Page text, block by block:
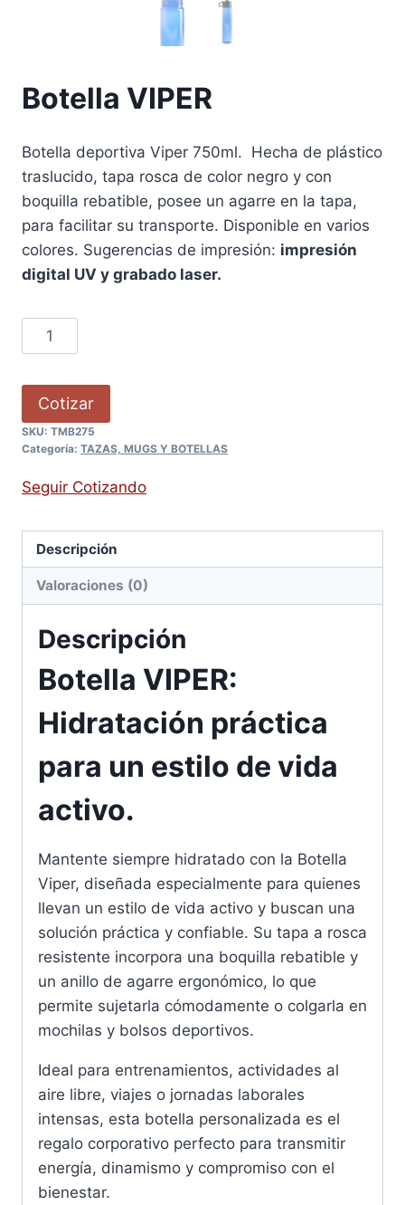
Botella VIPER
Botella deportiva Viper 750ml. Hecha de plástico
traslucido, tapa rosca de color negro y con
boquilla rebatible, posee un agarre en la tapa,
para facilitar su transporte. Disponible en varios
colores. Sugerencias de impresión: impresión
digital UV y grabado laser.
Cotizar
SKU: TMB275
Categoría: TAZAS, MUGS Y BOTELLAS
Seguir Cotizando
Descripción
Valoraciones (0)
Descripción
Botella VIPER:
Hidratación práctica
para un estilo de vida
activo.
Mantente siempre hidratado con la Botella
Viper, diseñada especialmente para quienes
llevan un estilo de vida activo y buscan una
solución práctica y confiable. Su tapa a rosca
resistente incorpora una boquilla rebatible y
un anillo de agarre ergonómico, lo que
permite sujetarla cómodamente o colgarla en
mochilas y bolsos deportivos.
Ideal para entrenamientos, actividades al
aire libre, viajes o jornadas laborales
intensas, esta botella personalizada es el
regalo corporativo perfecto para transmitir
energía, dinamismo y compromiso con el
bienestar.